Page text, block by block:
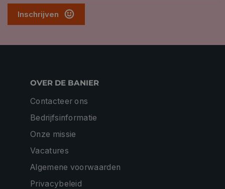
Inschrijven
OVER DE BANIER
Contacteer ons
Bedrijfsinformatie
Onze missie
Vacatures
Algemene voorwaarden
Privacybeleid